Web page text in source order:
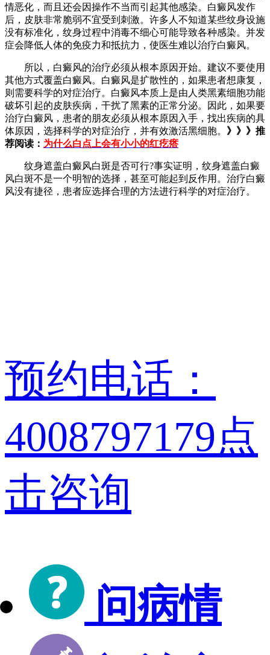
情恶化，而且还会因操作不当而引起其他感染。白癜风发作
后，皮肤非常脆弱不宜受到刺激。许多人不知道某些纹身设施
没有标准化，纹身过程中消毒不细心可能导致各种感染。并发
症会降低人体的免疫力和抵抗力，使医生难以治疗白癜风。
所以，白癜风的治疗必须从根本原因开始。建议不要使用
其他方式覆盖白癜风。白癜风是扩散性的，如果患者想康复，
则需要科学的对症治疗。白癜风本质上是由人类黑素细胞功能
破坏引起的皮肤疾病，干扰了黑素的正常分泌。因此，如果要
治疗白癜风，患者的朋友必须从根本原因入手，找出疾病的具
体原因，选择科学的对症治疗，并有效激活黑细胞。 》》》推
荐阅读： 为什么白点上会有小小的红疙瘩
纹身遮盖白癜风白斑是否可行?事实证明，纹身遮盖白癜
风白斑不是一个明智的选择，甚至可能起到反作用。治疗白癜
风没有捷径，患者应选择合理的方法进行科学的对症治疗。
预约电话：
4008797179点
击咨询
问病情